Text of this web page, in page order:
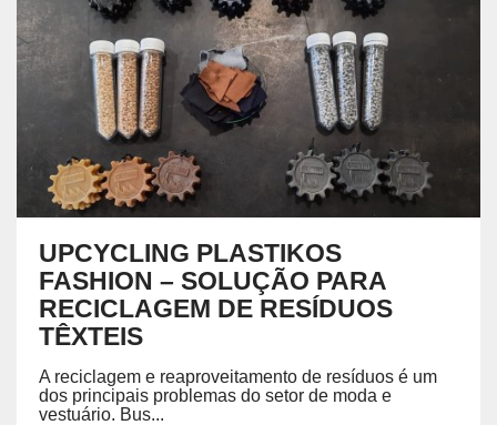
UPCYCLING PLASTIKOS
FASHION – SOLUÇÃO PARA
RECICLAGEM DE RESÍDUOS
TÊXTEIS
A reciclagem e reaproveitamento de resíduos é um
dos principais problemas do setor de moda e
vestuário. Bus...